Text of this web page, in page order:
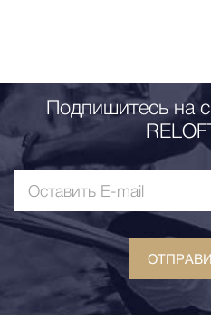
Подпишитесь на